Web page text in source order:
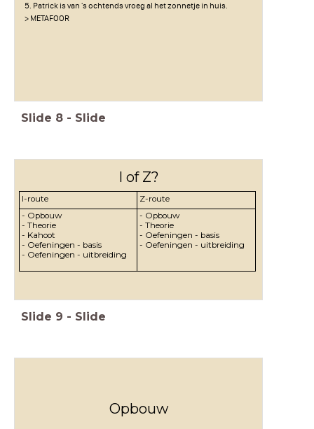
5. Patrick is van 's ochtends vroeg al het zonnetje in huis.
> METAFOOR
Slide 8 - Slide
I of Z?
I-route
Z-route
- Opbouw
- Theorie
- Kahoot
- Oefeningen - basis
- Oefeningen - uitbreiding
- Opbouw
- Theorie
- Oefeningen - basis
- Oefeningen - uitbreiding
Slide 9 - Slide
Opbouw